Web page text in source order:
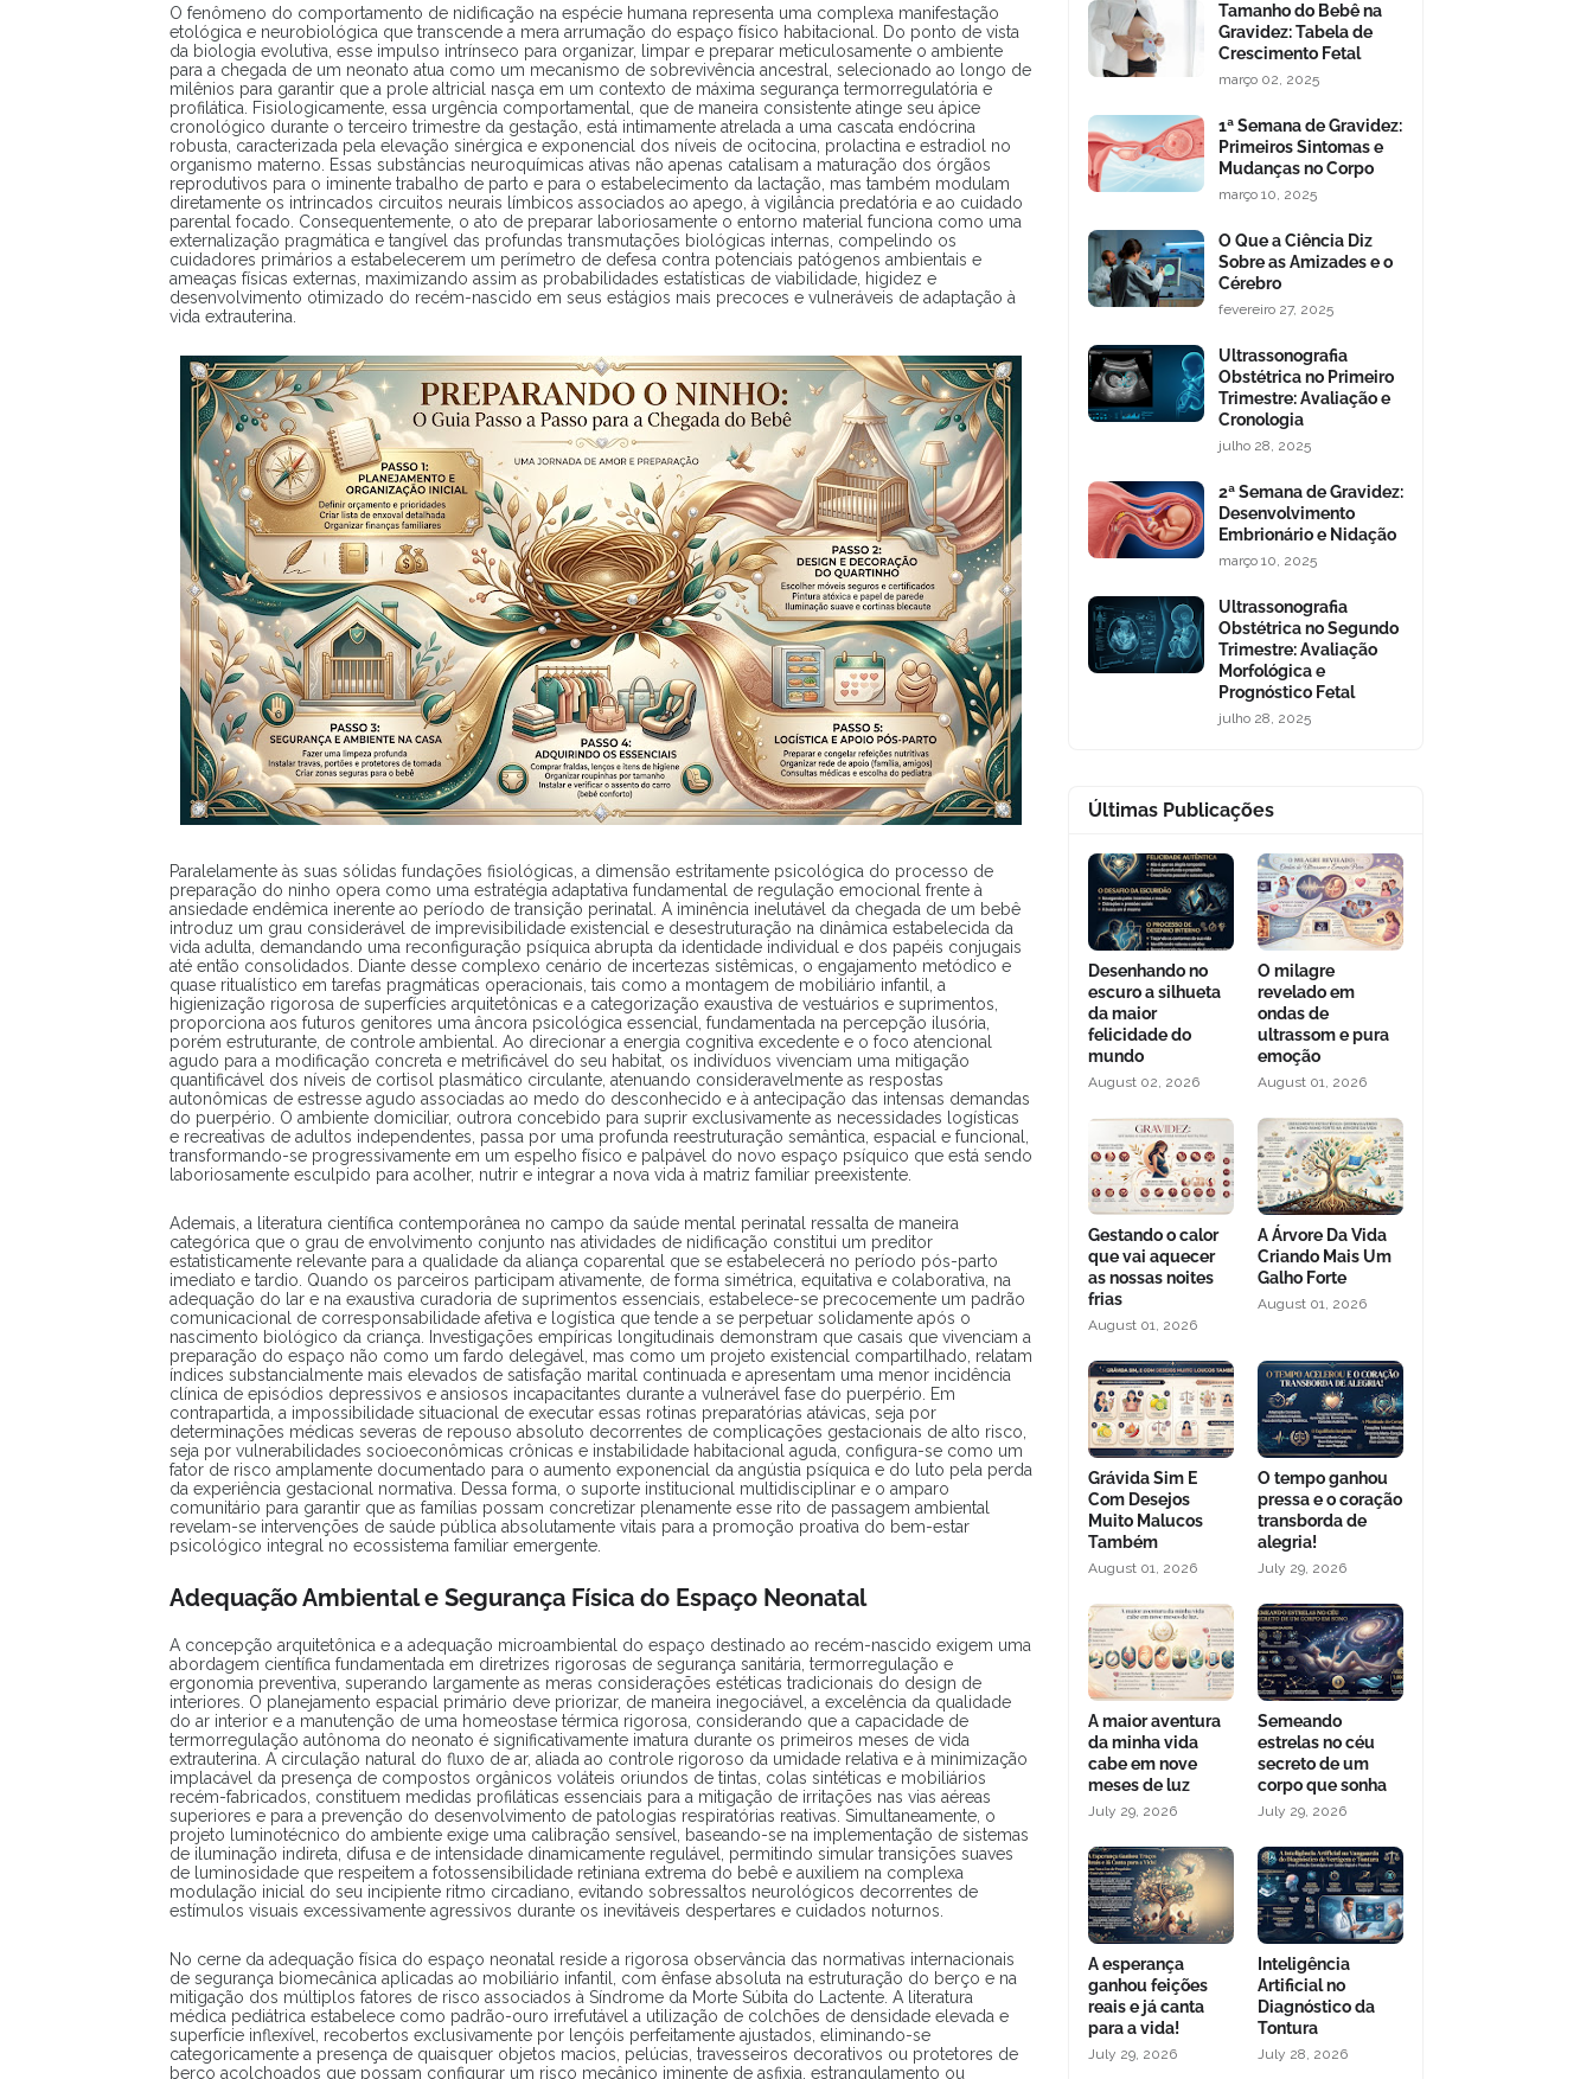
O fenômeno do comportamento de nidificação na espécie humana representa uma complexa manifestação
etológica e neurobiológica que transcende a mera arrumação do espaço físico habitacional. Do ponto de vista
da biologia evolutiva, esse impulso intrínseco para organizar, limpar e preparar meticulosamente o ambiente
para a chegada de um neonato atua como um mecanismo de sobrevivência ancestral, selecionado ao longo de
milênios para garantir que a prole altricial nasça em um contexto de máxima segurança termorregulatória e
profilática. Fisiologicamente, essa urgência comportamental, que de maneira consistente atinge seu ápice
cronológico durante o terceiro trimestre da gestação, está intimamente atrelada a uma cascata endócrina
robusta, caracterizada pela elevação sinérgica e exponencial dos níveis de ocitocina, prolactina e estradiol no
organismo materno. Essas substâncias neuroquímicas ativas não apenas catalisam a maturação dos órgãos
reprodutivos para o iminente trabalho de parto e para o estabelecimento da lactação, mas também modulam
diretamente os intrincados circuitos neurais límbicos associados ao apego, à vigilância predatória e ao cuidado
parental focado. Consequentemente, o ato de preparar laboriosamente o entorno material funciona como uma
externalização pragmática e tangível das profundas transmutações biológicas internas, compelindo os
cuidadores primários a estabelecerem um perímetro de defesa contra potenciais patógenos ambientais e
ameaças físicas externas, maximizando assim as probabilidades estatísticas de viabilidade, higidez e
desenvolvimento otimizado do recém-nascido em seus estágios mais precoces e vulneráveis de adaptação à
vida extrauterina.
Paralelamente às suas sólidas fundações fisiológicas, a dimensão estritamente psicológica do processo de
preparação do ninho opera como uma estratégia adaptativa fundamental de regulação emocional frente à
ansiedade endêmica inerente ao período de transição perinatal. A iminência inelutável da chegada de um bebê
introduz um grau considerável de imprevisibilidade existencial e desestruturação na dinâmica estabelecida da
vida adulta, demandando uma reconfiguração psíquica abrupta da identidade individual e dos papéis conjugais
até então consolidados. Diante desse complexo cenário de incertezas sistêmicas, o engajamento metódico e
quase ritualístico em tarefas pragmáticas operacionais, tais como a montagem de mobiliário infantil, a
higienização rigorosa de superfícies arquitetônicas e a categorização exaustiva de vestuários e suprimentos,
proporciona aos futuros genitores uma âncora psicológica essencial, fundamentada na percepção ilusória,
porém estruturante, de controle ambiental. Ao direcionar a energia cognitiva excedente e o foco atencional
agudo para a modificação concreta e metrificável do seu habitat, os indivíduos vivenciam uma mitigação
quantificável dos níveis de cortisol plasmático circulante, atenuando consideravelmente as respostas
autonômicas de estresse agudo associadas ao medo do desconhecido e à antecipação das intensas demandas
do puerpério. O ambiente domiciliar, outrora concebido para suprir exclusivamente as necessidades logísticas
e recreativas de adultos independentes, passa por uma profunda reestruturação semântica, espacial e funcional,
transformando-se progressivamente em um espelho físico e palpável do novo espaço psíquico que está sendo
laboriosamente esculpido para acolher, nutrir e integrar a nova vida à matriz familiar preexistente.
Ademais, a literatura científica contemporânea no campo da saúde mental perinatal ressalta de maneira
categórica que o grau de envolvimento conjunto nas atividades de nidificação constitui um preditor
estatisticamente relevante para a qualidade da aliança coparental que se estabelecerá no período pós-parto
imediato e tardio. Quando os parceiros participam ativamente, de forma simétrica, equitativa e colaborativa, na
adequação do lar e na exaustiva curadoria de suprimentos essenciais, estabelece-se precocemente um padrão
comunicacional de corresponsabilidade afetiva e logística que tende a se perpetuar solidamente após o
nascimento biológico da criança. Investigações empíricas longitudinais demonstram que casais que vivenciam a
preparação do espaço não como um fardo delegável, mas como um projeto existencial compartilhado, relatam
índices substancialmente mais elevados de satisfação marital continuada e apresentam uma menor incidência
clínica de episódios depressivos e ansiosos incapacitantes durante a vulnerável fase do puerpério. Em
contrapartida, a impossibilidade situacional de executar essas rotinas preparatórias atávicas, seja por
determinações médicas severas de repouso absoluto decorrentes de complicações gestacionais de alto risco,
seja por vulnerabilidades socioeconômicas crônicas e instabilidade habitacional aguda, configura-se como um
fator de risco amplamente documentado para o aumento exponencial da angústia psíquica e do luto pela perda
da experiência gestacional normativa. Dessa forma, o suporte institucional multidisciplinar e o amparo
comunitário para garantir que as famílias possam concretizar plenamente esse rito de passagem ambiental
revelam-se intervenções de saúde pública absolutamente vitais para a promoção proativa do bem-estar
psicológico integral no ecossistema familiar emergente.
Adequação Ambiental e Segurança Física do Espaço Neonatal
A concepção arquitetônica e a adequação microambiental do espaço destinado ao recém-nascido exigem uma
abordagem científica fundamentada em diretrizes rigorosas de segurança sanitária, termorregulação e
ergonomia preventiva, superando largamente as meras considerações estéticas tradicionais do design de
interiores. O planejamento espacial primário deve priorizar, de maneira inegociável, a excelência da qualidade
do ar interior e a manutenção de uma homeostase térmica rigorosa, considerando que a capacidade de
termorregulação autônoma do neonato é significativamente imatura durante os primeiros meses de vida
extrauterina. A circulação natural do fluxo de ar, aliada ao controle rigoroso da umidade relativa e à minimização
implacável da presença de compostos orgânicos voláteis oriundos de tintas, colas sintéticas e mobiliários
recém-fabricados, constituem medidas profiláticas essenciais para a mitigação de irritações nas vias aéreas
superiores e para a prevenção do desenvolvimento de patologias respiratórias reativas. Simultaneamente, o
projeto luminotécnico do ambiente exige uma calibração sensível, baseando-se na implementação de sistemas
de iluminação indireta, difusa e de intensidade dinamicamente regulável, permitindo simular transições suaves
de luminosidade que respeitem a fotossensibilidade retiniana extrema do bebê e auxiliem na complexa
modulação inicial do seu incipiente ritmo circadiano, evitando sobressaltos neurológicos decorrentes de
estímulos visuais excessivamente agressivos durante os inevitáveis despertares e cuidados noturnos.
No cerne da adequação física do espaço neonatal reside a rigorosa observância das normativas internacionais
de segurança biomecânica aplicadas ao mobiliário infantil, com ênfase absoluta na estruturação do berço e na
mitigação dos múltiplos fatores de risco associados à Síndrome da Morte Súbita do Lactente. A literatura
médica pediátrica estabelece como padrão-ouro irrefutável a utilização de colchões de densidade elevada e
superfície inflexível, recobertos exclusivamente por lençóis perfeitamente ajustados, eliminando-se
categoricamente a presença de quaisquer objetos macios, pelúcias, travesseiros decorativos ou protetores de
berço acolchoados que possam configurar um risco mecânico iminente de asfixia, estrangulamento ou
Tamanho do Bebê na
Gravidez: Tabela de
Crescimento Fetal
março 02, 2025
1ª Semana de Gravidez:
Primeiros Sintomas e
Mudanças no Corpo
março 10, 2025
O Que a Ciência Diz
Sobre as Amizades e o
Cérebro
fevereiro 27, 2025
Ultrassonografia
Obstétrica no Primeiro
Trimestre: Avaliação e
Cronologia
julho 28, 2025
2ª Semana de Gravidez:
Desenvolvimento
Embrionário e Nidação
março 10, 2025
Ultrassonografia
Obstétrica no Segundo
Trimestre: Avaliação
Morfológica e
Prognóstico Fetal
julho 28, 2025
Últimas Publicações
Desenhando no
escuro a silhueta
da maior
felicidade do
mundo
August 02, 2026
O milagre
revelado em
ondas de
ultrassom e pura
emoção
August 01, 2026
Gestando o calor
que vai aquecer
as nossas noites
frias
August 01, 2026
A Árvore Da Vida
Criando Mais Um
Galho Forte
August 01, 2026
Grávida Sim E
Com Desejos
Muito Malucos
Também
August 01, 2026
O tempo ganhou
pressa e o coração
transborda de
alegria!
July 29, 2026
A maior aventura
da minha vida
cabe em nove
meses de luz
July 29, 2026
Semeando
estrelas no céu
secreto de um
corpo que sonha
July 29, 2026
A esperança
ganhou feições
reais e já canta
para a vida!
July 29, 2026
Inteligência
Artificial no
Diagnóstico da
Tontura
July 28, 2026